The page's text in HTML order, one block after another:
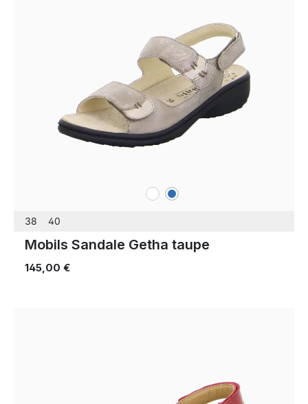
weißblau
38 40
Mobils Sandale Getha taupe
145,00 €